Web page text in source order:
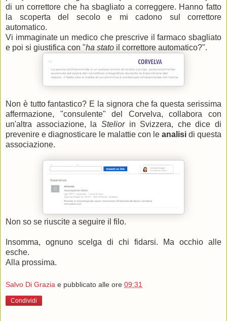
di un correttore che ha sbagliato a correggere. Hanno fatto
la scoperta del secolo e mi cadono sul correttore
automatico.
Vi immaginate un medico che prescrive il farmaco sbagliato
e poi si giustifica con "ha stato il correttore automatico?".
Non è tutto fantastico? E la signora che fa questa serissima
affermazione, "consulente" del Corvelva, collabora con
un'altra associazione, la Stelior in Svizzera, che dice di
prevenire e diagnosticare le malattie con le analisi di questa
associazione.
Non so se riuscite a seguire il filo.
Insomma, ognuno scelga di chi fidarsi. Ma occhio alle
esche.
Alla prossima.
Salvo Di Grazia e pubblicato alle ore 09:31
Condividi